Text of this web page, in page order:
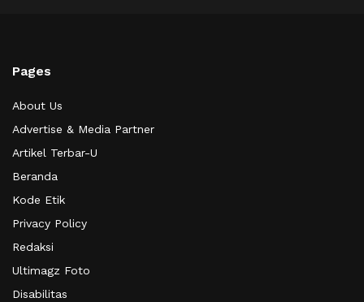
Pages
About Us
Advertise & Media Partner
Artikel Terbar-U
Beranda
Kode Etik
Privacy Policy
Redaksi
Ultimagz Foto
Disabilitas